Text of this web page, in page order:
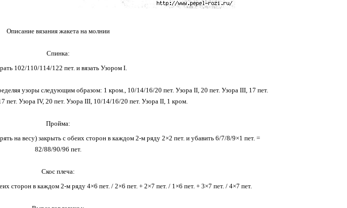
Описание вязания жакета на молнии
Спинка:
102/110/114/122 пет. и вязать Узором I.
узоры следующим образом: 1 кром., 10/14/16/20 пет. Узора II, 20 пет. Узора III, 17 пет.
пет. Узора IV, 20 пет. Узора III, 10/14/16/20 пет. Узора II, 1 кром.
Пройма:
на весу) закрыть с обеих сторон в каждом 2-м ряду 2×2 пет. и убавить 6/7/8/9×1 пет. =
82/88/90/96 пет.
Скос плеча:
сторон в каждом 2-м ряду 4×6 пет. / 2×6 пет. + 2×7 пет. / 1×6 пет. + 3×7 пет. / 4×7 пет.